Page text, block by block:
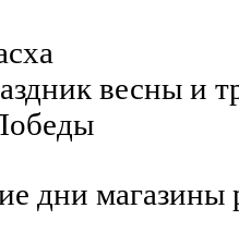
весны и
дни